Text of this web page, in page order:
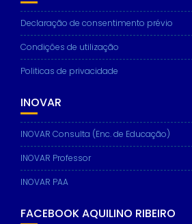
Declaração de consentimento prévio
Condições de utilização
Politicas de privacidade
INOVAR
INOVAR Consulta (Enc. de Educação)
INOVAR Professor
INOVAR PAA
FACEBOOK AQUILINO RIBEIRO